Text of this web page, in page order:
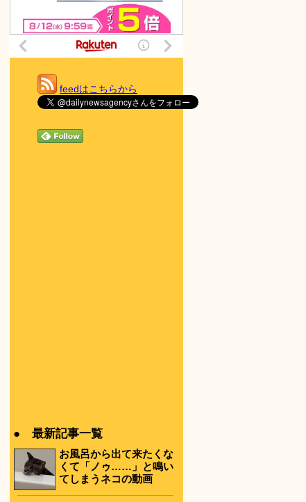
feedはこちらから
● 最新記事一覧
お風呂から出て来たくな
くて「ノゥ……」と鳴い
てしまうネコの動画